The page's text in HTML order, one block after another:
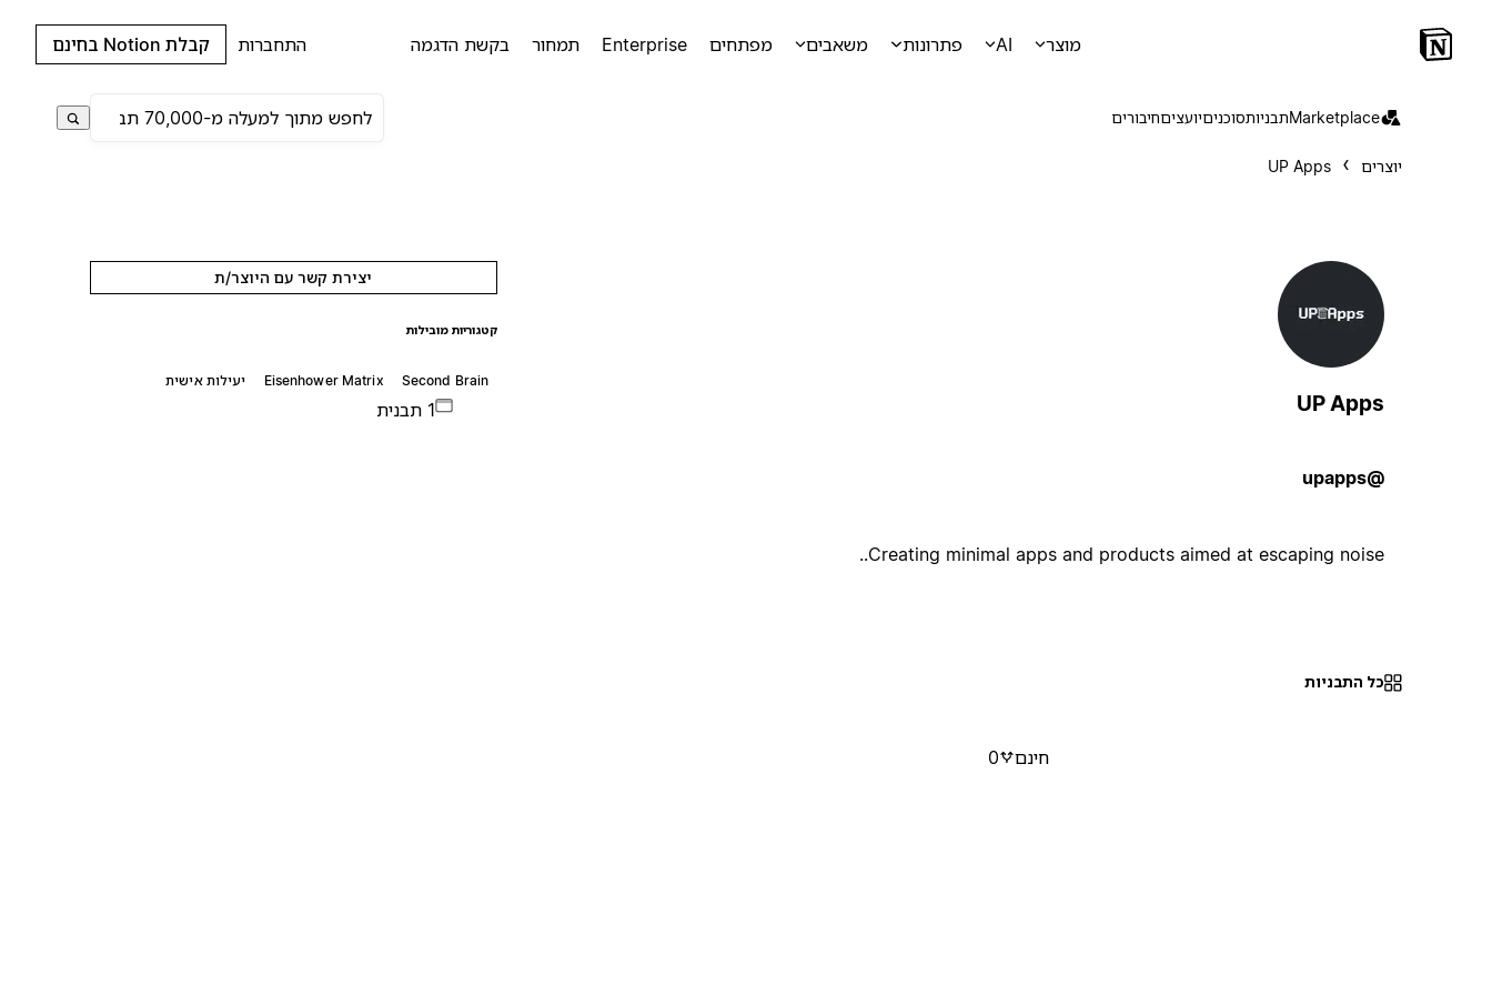
מוצר AI פתרונות משאבים מפתחים Enterprise תמחור בקשת הדגמה התחברות קבלת Notion בחינם
Marketplaceתבניותסוכניםיועציםחיבורים
יוצרים UP Apps
UP Apps
@upapps
Creating minimal apps and products aimed at escaping noise..
יצירת קשר עם היוצר/ת
קטגוריות מובילות
Second Brain
Eisenhower Matrix יעילות אישית
1 תבנית
כל התבניות
חינם 0